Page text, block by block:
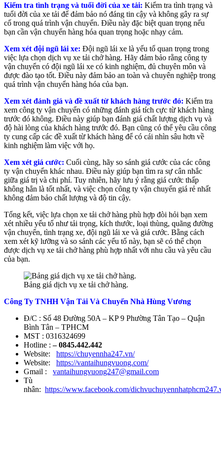
Kiểm tra tình trạng và tuổi đời của xe tải: Kiểm tra tình trạng và
tuổi đời của xe tải để đảm bảo nó đáng tin cậy và không gây ra sự
cố trong quá trình vận chuyển. Điều này đặc biệt quan trọng nếu
bạn cần vận chuyển hàng hóa quan trọng hoặc nhạy cảm.
Xem xét đội ngũ lái xe: Đội ngũ lái xe là yếu tố quan trọng trong
việc lựa chọn dịch vụ xe tải chở hàng. Hãy đảm bảo rằng công ty
vận chuyển có đội ngũ lái xe có kinh nghiệm, đủ chuyên môn và
được đào tạo tốt. Điều này đảm bảo an toàn và chuyên nghiệp trong
quá trình vận chuyển hàng hóa của bạn.
Xem xét đánh giá và đề xuất từ khách hàng trước đó: Kiểm tra
xem công ty vận chuyển có những đánh giá tích cực từ khách hàng
trước đó không. Điều này giúp bạn đánh giá chất lượng dịch vụ và
độ hài lòng của khách hàng trước đó. Bạn cũng có thể yêu cầu công
ty cung cấp các đề xuất từ khách hàng để có cái nhìn sâu hơn về
kinh nghiệm làm việc với họ.
Xem xét giá cước: Cuối cùng, hãy so sánh giá cước của các công
ty vận chuyển khác nhau. Điều này giúp bạn tìm ra sự cân nhắc
giữa giá trị và chi phí. Tuy nhiên, hãy lưu ý rằng giá cước thấp
không hẳn là tốt nhất, và việc chọn công ty vận chuyển giá rẻ nhất
không đảm bảo chất lượng và độ tin cậy.
Tổng kết, việc lựa chọn xe tải chở hàng phù hợp đòi hỏi bạn xem
xét nhiều yếu tố như tải trọng, kích thước, loại thùng, quãng đường
vận chuyển, tình trạng xe, đội ngũ lái xe và giá cước. Bằng cách
xem xét kỹ lưỡng và so sánh các yếu tố này, bạn sẽ có thể chọn
được dịch vụ xe tải chở hàng phù hợp nhất với nhu cầu và yêu cầu
của bạn.
Bảng giá dịch vụ xe tải chở hàng.
Công Ty TNHH Vận Tải Và Chuyển Nhà Hùng Vương
Đ/C : Số 48 Đường 50A – KP 9 Phường Tân Tạo – Quận
Bình Tân – TPHCM
MST : 0316324699
Hotline :– 0845.442.442
Website: https://chuyennha247.vn/
Website: https://vantaihungvuong.com/
Gmail : vantaihungvuong247@gmail.com
Tù
nhân: https://www.facebook.com/